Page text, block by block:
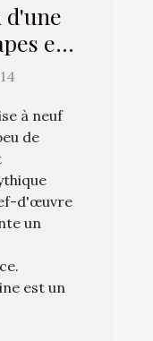
et
à neuf
de
d'œuvre
un
est un